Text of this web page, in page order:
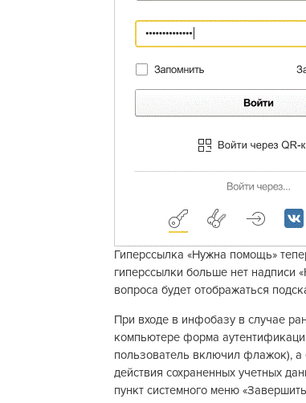
Гиперссылка «Нужна помощь»
гиперссылки больше нет надписи
вопроса будет отображаться
При входе в инфобазу в случае
компьютере форма
пользователь включил флажок), а
действия сохраненных учетных
пункт системного меню